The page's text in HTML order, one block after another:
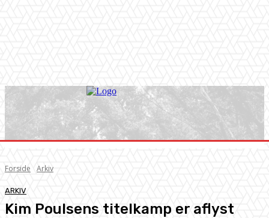
Forside Arkiv
ARKIV
Kim Poulsens titelkamp er aflyst